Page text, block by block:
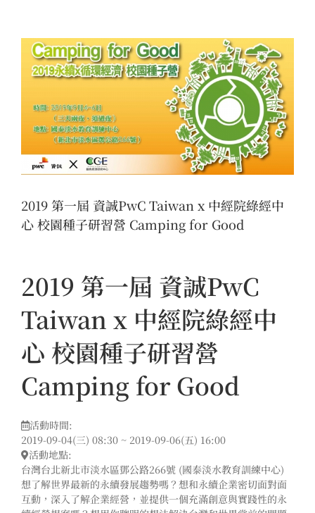
View
Larger
Image
2019 第一屆 資誠PwC Taiwan x 中經院綠經中
心 校園種子研習營 Camping for Good
2019 第一屆 資誠PwC
Taiwan x 中經院綠經中
心 校園種子研習營
Camping for Good
活動時間:
2019-09-04(三) 08:30 ~ 2019-09-06(五) 16:00
活動地點:
台灣台北新北市淡水區鄧公路266號 (國泰淡水教育訓練中心)
想了解世界最新的永續發展趨勢嗎？想和永續企業密切面對面
互動，深入了解企業經營，並提供一個充滿創意與實踐性的永